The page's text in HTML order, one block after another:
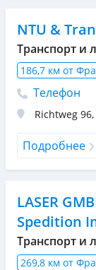
NTU &
Транспорт и
186,7 км от
Телефон
Richtweg 96,
Подробнее
LASER
Spedition
Транспорт и
269,8 км от